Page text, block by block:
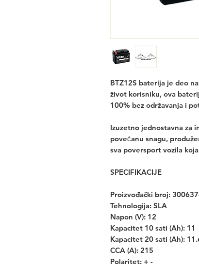
BTZ12S baterija je deo
život korisniku, ova
100% bez održavanja i
Izuzetno jednostavna za
povećanu snagu,
sva poversport vozila
SPECIFIKACIJE
Proizvođački broj:
Tehnologija: SLA
Napon (V): 12
Kapacitet 10 sati (Ah): 11
Kapacitet 20 sati (Ah):
CCA (A): 215
Polaritet: + -